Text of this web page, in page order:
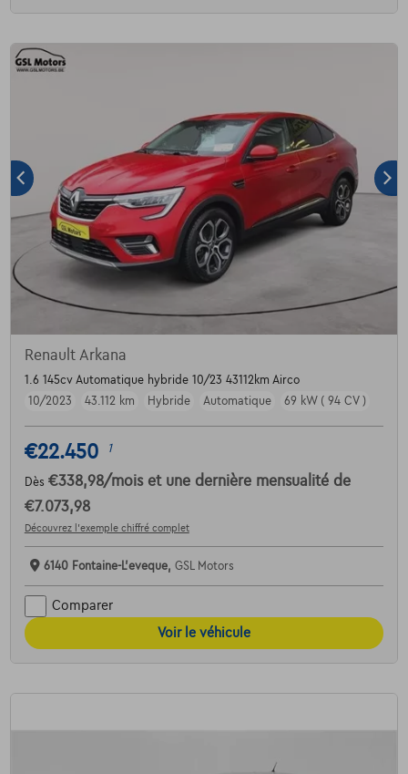
Renault Arkana
1.6 145cv Automatique hybride 10/23 43112km Airco
10/2023
43.112 km Hybride Automatique 69 kW ( 94 CV )
€22.450 1
Dès €338,98/mois et une dernière mensualité de
€7.073,98
Découvrez l’exemple chiffré complet
6140 Fontaine-L'eveque, GSL Motors
Comparer
Voir le véhicule